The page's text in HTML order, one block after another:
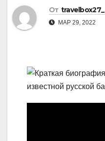
От travelbox27_
МАР 29, 2022